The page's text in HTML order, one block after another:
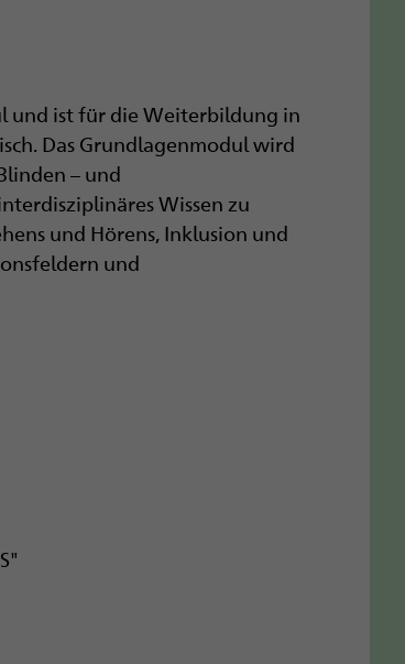
und ist für die Weiterbildung in
Das Grundlagenmodul wird
– und
Wissen zu
und Hörens, Inklusion und
und